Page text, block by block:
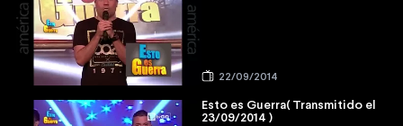
22/09/2014
Esto es Guerra( Transmitido el
23/09/2014 )